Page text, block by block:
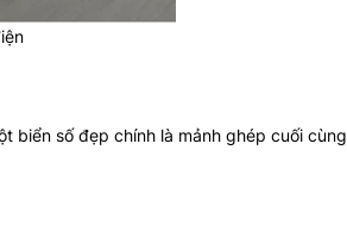
biển số đẹp chính là mảnh ghép cuối cùng